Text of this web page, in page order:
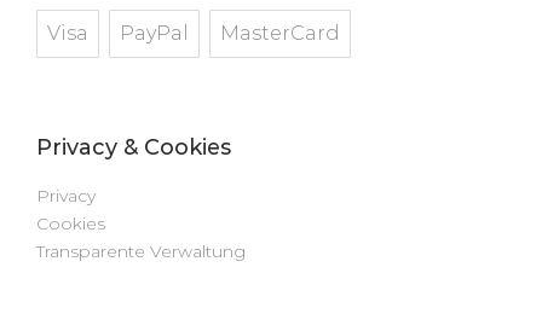
Visa PayPal MasterCard
Privacy & Cookies
Privacy
Cookies
Transparente Verwaltung